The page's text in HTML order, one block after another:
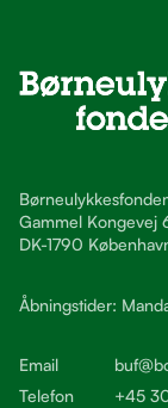
Gammel Kongevej
DK-1790
Åbningstider:
Email
Telefon
+45